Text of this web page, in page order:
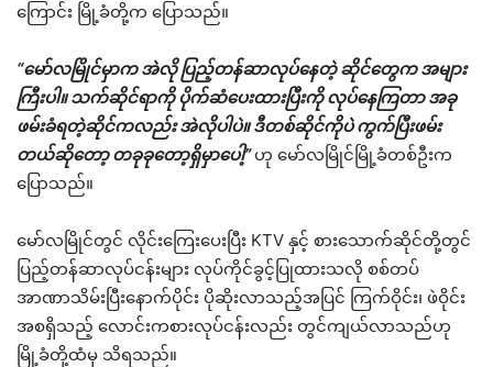
ကြောင်း မြို့ခံတို့က ပြောသည်။
“မော်လမြိုင်မှာက အဲလို ပြည့်တန်ဆာလုပ်နေတဲ့ ဆိုင်တွေက အများ
ကြီးပါ။ သက်ဆိုင်ရာကို ပိုက်ဆံပေးထားပြီးကို လုပ်နေကြတာ အခု
ဖမ်းခံရတဲ့ဆိုင်ကလည်း အဲလိုပါပဲ။ ဒီတစ်ဆိုင်ကိုပဲ ကွက်ပြီးဖမ်း
တယ်ဆိုတော့ တခုခုတော့ရှိမှာပေါ့”ဟု မော်လမြိုင်မြို့ခံတစ်ဦးက
ပြောသည်။
မော်လမြိုင်တွင် လိုင်းကြေးပေးပြီး KTV နှင့် စားသောက်ဆိုင်တို့တွင်
ပြည့်တန်ဆာလုပ်ငန်းများ လုပ်ကိုင်ခွင့်ပြုထားသလို စစ်တပ်
အာဏာသိမ်းပြီးနောက်ပိုင်း ပိုဆိုးလာသည့်အပြင် ကြက်ဝိုင်း၊ ဖဲဝိုင်း
အစရှိသည့် လောင်းကစားလုပ်ငန်းလည်း တွင်ကျယ်လာသည်ဟု
မြို့ခံတို့ထံမှ သိရသည်။